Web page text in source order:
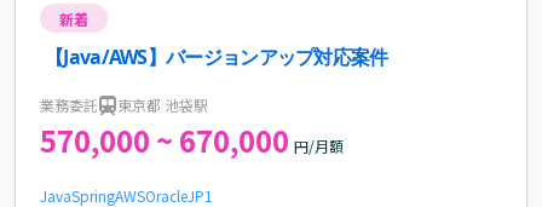
新着
【Java/AWS】バージョンアップ対応案件
業務委託 東京都 池袋駅
570,000 ~ 670,000 円/月額
JavaSpringAWSOracleJP1